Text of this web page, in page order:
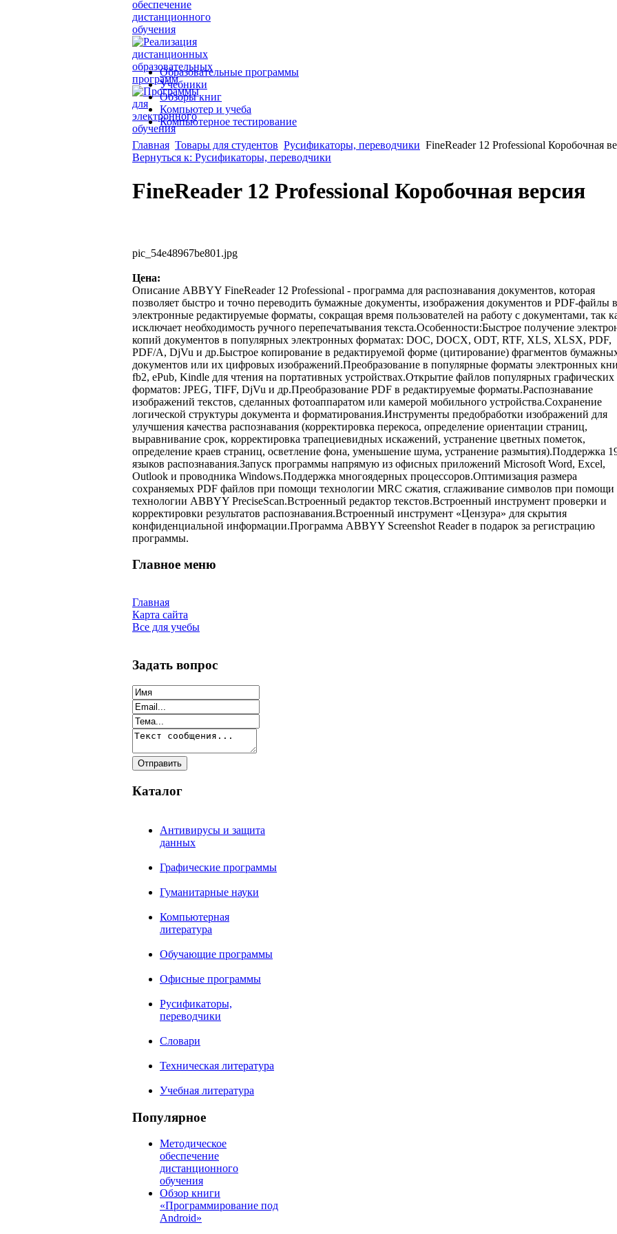
Образовательные программы
Учебники
Обзоры книг
Компьютер и учеба
Компьютерное тестирование
Главная Товары для студентов Русификаторы, переводчики FineReader 12 Professional Коробочная
Вернуться к: Русификаторы, переводчики
FineReader 12 Professional Коробочная версия
pic_54e48967be801.jpg
Цена:
Описание ABBYY FineReader 12 Professional - программа для распознавания документов, которая
позволяет быстро и точно переводить бумажные документы, изображения документов и PDF-файлы в
электронные редактируемые форматы, сокращая время пользователей на работу с документами, так
исключает необходимость ручного перепечатывания текста.Особенности:Быстрое получение
копий документов в популярных электронных форматах: DOC, DOCX, ODT, RTF, XLS, XLSX, PDF,
PDF/A, DjVu и др.Быстрое копирование в редактируемой форме (цитирование) фрагментов
документов или их цифровых изображений.Преобразование в популярные форматы электронных
fb2, ePub, Kindle для чтения на портативных устройствах.Открытие файлов популярных графических
форматов: JPEG, TIFF, DjVu и др.Преобразование PDF в редактируемые форматы.Распознавание
изображений текстов, сделанных фотоаппаратом или камерой мобильного устройства.Сохранение
логической структуры документа и форматирования.Инструменты предобработки изображений для
улучшения качества распознавания (корректировка перекоса, определение ориентации страниц,
выравнивание срок, корректировка трапециевидных искажений, устранение цветных пометок,
определение краев страниц, осветление фона, уменьшение шума, устранение размытия).Поддержка
языков распознавания.Запуск программы напрямую из офисных приложений Microsoft Word, Excel,
Outlook и проводника Windows.Поддержка многоядерных процессоров.Оптимизация размера
сохраняемых PDF файлов при помощи технологии MRC сжатия, сглаживание символов при помощи
технологии ABBYY PreciseScan.Встроенный редактор текстов.Встроенный инструмент проверки и
корректировки результатов распознавания.Встроенный инструмент «Цензура» для скрытия
конфиденциальной информации.Программа ABBYY Screenshot Reader в подарок за регистрацию
программы.
Главное меню
Главная
Карта сайта
Все для учебы
Задать вопрос
Каталог
Антивирусы и защита
данных
Графические программы
Гуманитарные науки
Компьютерная
литература
Обучающие программы
Офисные программы
Русификаторы,
переводчики
Словари
Техническая литература
Учебная литература
Популярное
Методическое
обеспечение
дистанционного
обучения
Обзор книги
«Программирование под
Android»